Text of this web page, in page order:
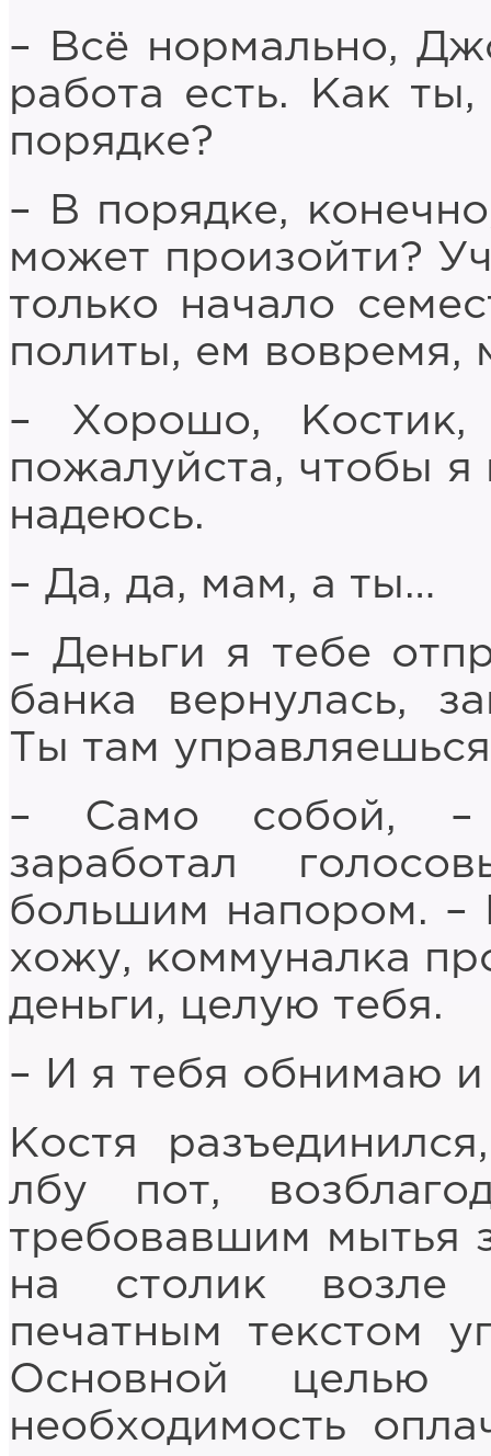
– Всё нормально,
работа есть. Как
порядке?
– В порядке,
может произойти?
только начало
политы, ем вовремя,
– Хорошо,
пожалуйста, чтобы я
надеюсь.
– Да, да, мам, а ты…
– Деньги я тебе
банка вернулась,
Ты там
– Само собой, –
заработал
большим напором. –
хожу, коммуналка
деньги, целую тебя.
– И я тебя обнимаю
Костя
лбу пот,
требовавшим мытья
на столик возле
печатным текстом
Основной целью
необходимость